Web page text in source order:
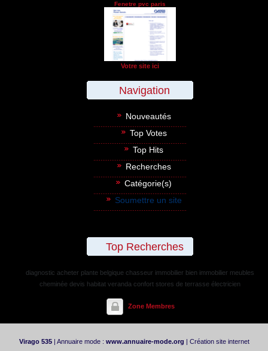
Fenetre pvc paris
Votre site ici
Navigation
Nouveautés
Top Votes
Top Hits
Recherches
Catégorie(s)
Soumettre un site
Top Recherches
diagnostic acheter plante belgique chasseur immobilier bien immobilier meubles
cheminée devis habitat veranda confort stores de terrasse électricien
Zone Membres
Virago 535| Annuaire mode : www.annuaire-mode.org | Création site internet